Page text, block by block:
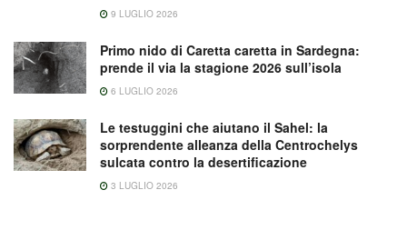
9 LUGLIO 2026
Primo nido di Caretta caretta in Sardegna:
prende il via la stagione 2026 sull’isola
6 LUGLIO 2026
Le testuggini che aiutano il Sahel: la
sorprendente alleanza della Centrochelys
sulcata contro la desertificazione
3 LUGLIO 2026